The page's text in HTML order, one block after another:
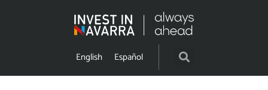
English Español